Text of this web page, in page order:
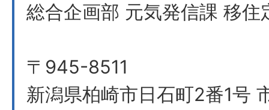
総合企画部 元気発信課 移住
〒945-8511
新潟県柏崎市日石町2番1号